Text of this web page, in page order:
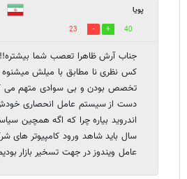
پویا
40
23
جناب آرش ظاهرا تعصب شما
کس نظری نا مطابق با میلش
تخصص بودن و بی سوادی متهم می
دست از سیستم عامل انحصاری
سال باید شاهد ورود کامپیوتر
عامل ویندوز در جهت تسخیر بازار